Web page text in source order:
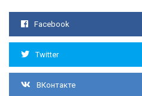
Facebook
Twitter
ВКонтакте